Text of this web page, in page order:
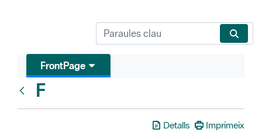
FrontPage
F
Detalls Imprimeix